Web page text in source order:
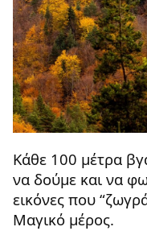
Κάθε 100 μέτρα
να δούμε και να
εικόνες που
Μαγικό μέρος.